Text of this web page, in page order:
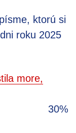
ktorú si
roku 2025
more,
30%